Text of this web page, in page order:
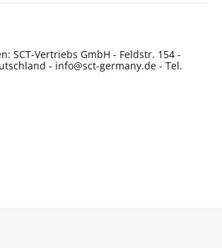
SCT-Vertriebs GmbH - Feldstr. 154 -
- info@sct-germany.de - Tel.